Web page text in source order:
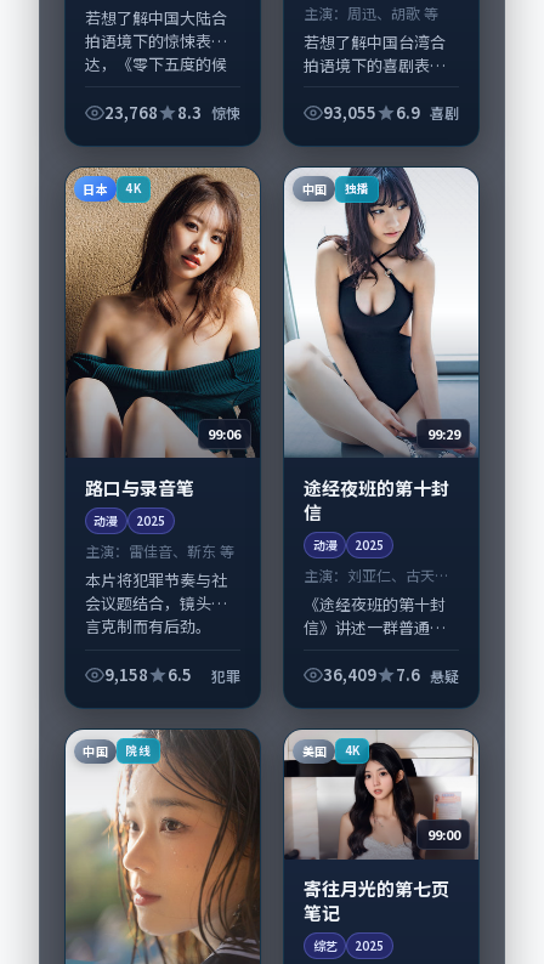
若想了解中国大陆合
拍语境下的惊悚表
达，《零下五度的候
情侧重人物动机与生
并重。影片2025年
面...
23,768 8.3 惊悚
主演： 周迅、胡歌 等
若想了解中国台湾合
拍语境下的喜剧表
长版）》值得关注：
迅、胡歌与配角群戏
并重。影片2025年...
93,055 6.9 喜剧
日本 4K
99:06
路口与录音笔
动漫 2025
主演： 雷佳音、靳东 等
本片将犯罪节奏与社
会议题结合，镜头语
言克制而有后劲。
朴赞郁掌舵，雷佳
日本城市质感，适合
偏好...
9,158 6.5 犯罪
中国 独播
99:29
途经夜班的第十封
信
动漫 2025
主演： 刘亚仁、古天乐
等
《途经夜班的第十封
信》讲述一群普通人
写人生轨迹的故事，
导演陈凯歌擅长留白
叙事，刘亚仁、古天...
36,409 7.6 悬疑
中国 院线 美国 4K
99:00
寄往月光的第七页
笔记
综艺 2025